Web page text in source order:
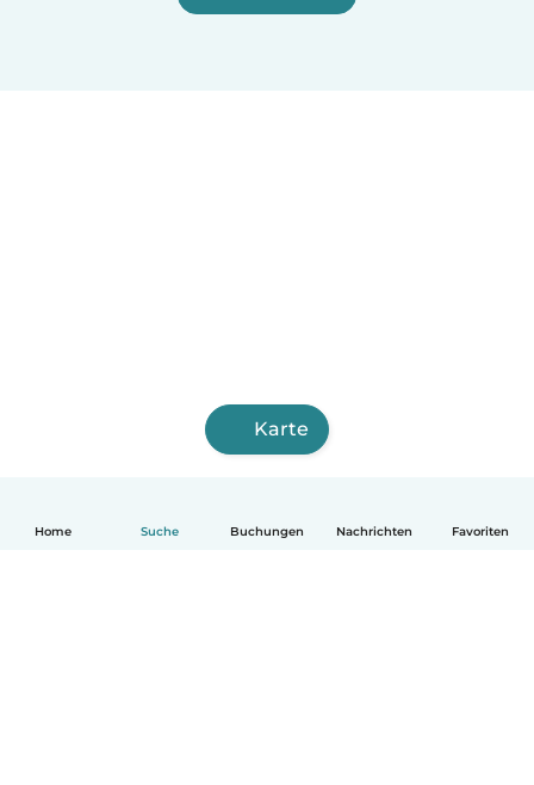
Home Suche Buchungen Nachrichten Favoriten
Karte